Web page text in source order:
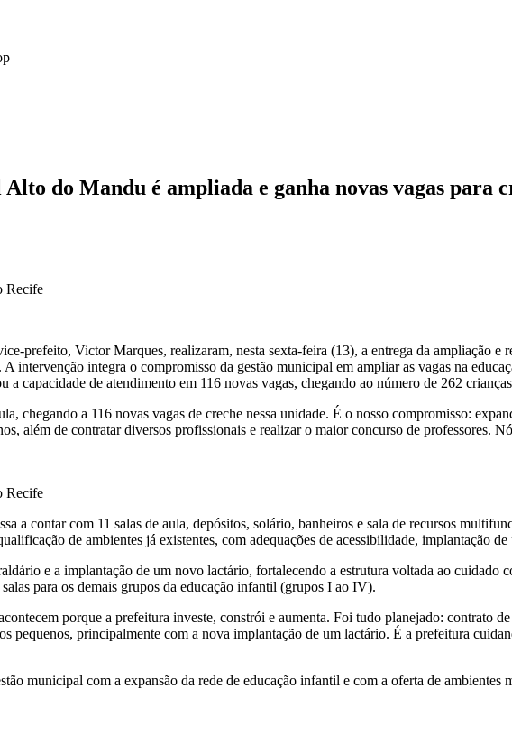
do Mandu é ampliada e ganha novas vagas para
Recife
prefeito, Victor Marques, realizaram, nesta sexta-feira (13), a entrega da ampliação
intervenção integra o compromisso da gestão municipal em ampliar as vagas na
a capacidade de atendimento em 116 novas vagas, chegando ao número de 262
chegando a 116 novas vagas de creche nessa unidade. É o nosso compromisso:
além de contratar diversos profissionais e realizar o maior concurso de professores.
Recife
a contar com 11 salas de aula, depósitos, solário, banheiros e sala de recursos
de ambientes já existentes, com adequações de acessibilidade, implantação
e a implantação de um novo lactário, fortalecendo a estrutura voltada ao cuidado
para os demais grupos da educação infantil (grupos I ao IV).
porque a prefeitura investe, constrói e aumenta. Foi tudo planejado: contrato
pequenos, principalmente com a nova implantação de um lactário. É a prefeitura
municipal com a expansão da rede de educação infantil e com a oferta de ambientes